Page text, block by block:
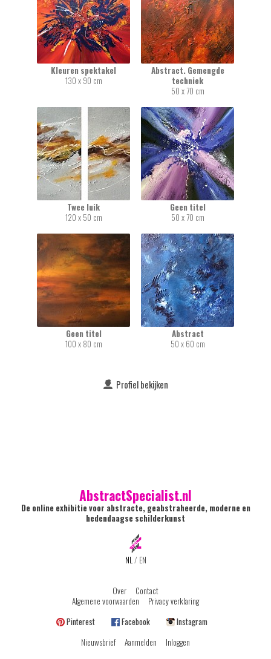
Kleuren spektakel
130 x 90 cm
Abstract. Gemengde
techniek
50 x 70 cm
Twee luik
120 x 50 cm
Geen titel
50 x 70 cm
Geen titel
100 x 80 cm
Abstract
50 x 60 cm
Profiel bekijken
AbstractSpecialist.nl
De online exhibitie voor abstracte, geabstraheerde, moderne en
hedendaagse schilderkunst
NL/ EN
Over
Contact
Algemene voorwaarden
Privacy verklaring
Pinterest
Facebook
Instagram
Nieuwsbrief
Aanmelden
Inloggen